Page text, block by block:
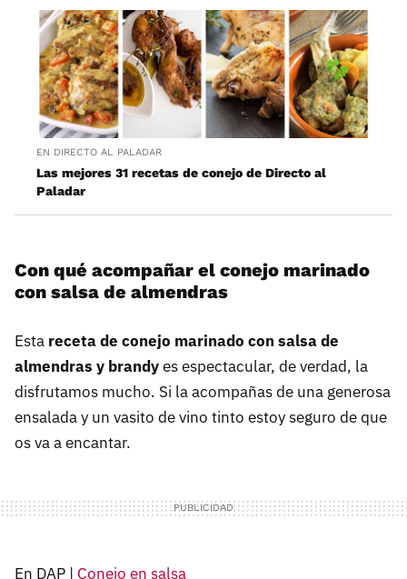
EN DIRECTO AL PALADAR
Las mejores 31 recetas de conejo de Directo al
Paladar
Con qué acompañar el conejo marinado
con salsa de almendras
Esta receta de conejo marinado con salsa de
almendras y brandyes espectacular, de verdad, la
disfrutamos mucho. Si la acompañas de una generosa
ensalada y un vasito de vino tinto estoy seguro de que
os va a encantar.
En DAP | Conejo en salsa